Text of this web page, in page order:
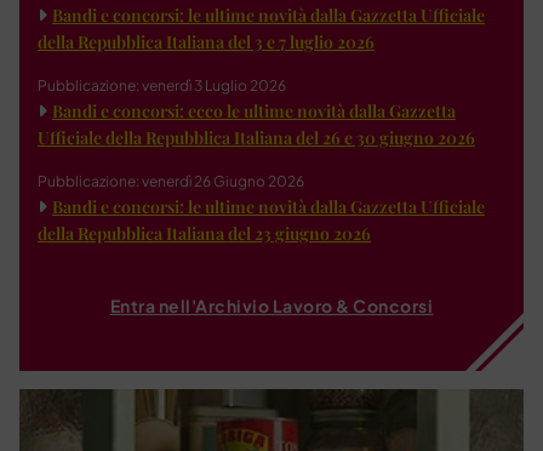
Bandi e concorsi: le ultime novità dalla Gazzetta Ufficiale
della Repubblica Italiana del 3 e 7 luglio 2026
Pubblicazione: venerdì 3 Luglio 2026
Bandi e concorsi: ecco le ultime novità dalla Gazzetta
Ufficiale della Repubblica Italiana del 26 e 30 giugno 2026
Pubblicazione: venerdì 26 Giugno 2026
Bandi e concorsi: le ultime novità dalla Gazzetta Ufficiale
della Repubblica Italiana del 23 giugno 2026
Entra nell'Archivio Lavoro & Concorsi